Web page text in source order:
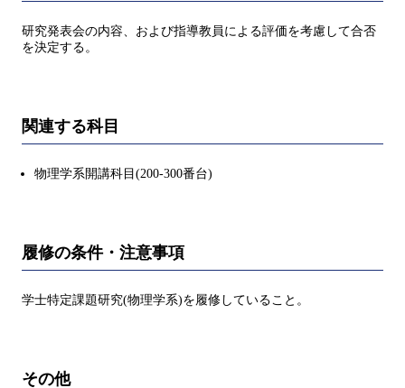
研究発表会の内容、および指導教員による評価を考慮して合否
を決定する。
関連する科目
物理学系開講科目(200-300番台)
履修の条件・注意事項
学士特定課題研究(物理学系)を履修していること。
その他